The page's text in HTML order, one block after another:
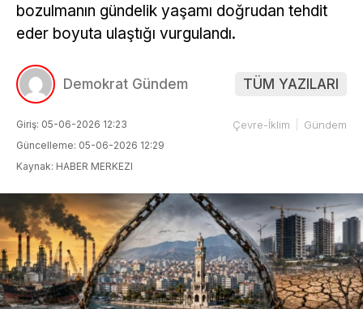
bozulmanın gündelik yaşamı doğrudan tehdit
eder boyuta ulaştığı vurgulandı.
Demokrat Gündem TÜM YAZILARI
Giriş: 05-06-2026 12:23
Güncelleme: 05-06-2026 12:29
Kaynak: HABER MERKEZI
Çevre-İklim Gündem